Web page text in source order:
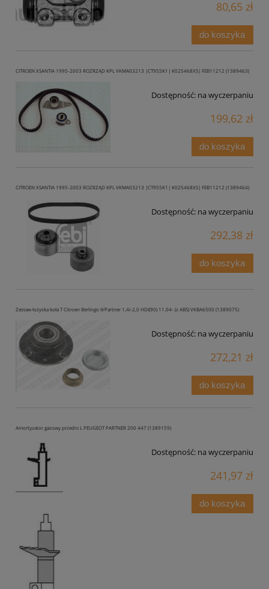
80,65 zł
do koszyka
CITROEN XSANTIA 1995-2003 ROZRZĄD KPL VKMA03213 |CT955K1| K025468XS| FEB11212 (1389463)
Dostępność: na wyczerpaniu
199,62 zł
do koszyka
CITROEN XSANTIA 1995-2003 ROZRZĄD KPL VKMA03213 |CT955K1| K025468XS| FEB11212 (1389464)
Dostępność: na wyczerpaniu
292,38 zł
do koszyka
Zestaw łożyska koła T Citroen Berlingo II/Partner 1,4i-2,0 HDI(90) 11.04- (z ABS) VKBA6500 (1389075)
Dostępność: na wyczerpaniu
272,21 zł
do koszyka
Amortyzator gazowy przedni L PEUGEOT PARTNER 200 447 (1389159)
Dostępność: na wyczerpaniu
241,97 zł
do koszyka